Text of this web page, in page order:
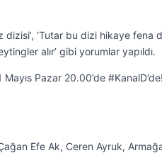
‘Tutar bu dizi hikaye fena
alır’ gibi yorumlar yapıldı.
Mayıs Pazar 20.00’de
Efe Ak, Ceren Ayruk,